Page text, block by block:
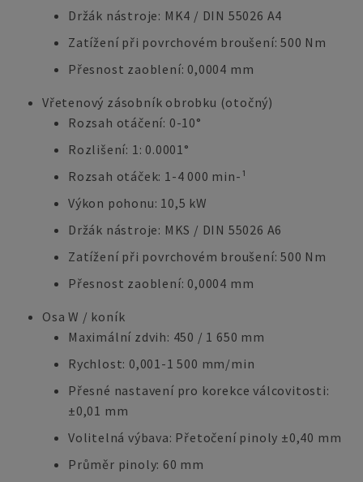
Držák nástroje: MK4 / DIN 55026 A4
Zatížení při povrchovém broušení: 500 Nm
Přesnost zaoblení: 0,0004 mm
Vřetenový zásobník obrobku (otočný)
Rozsah otáčení: 0-10°
Rozlišení: 1: 0.0001°
Rozsah otáček: 1-4 000 min-¹
Výkon pohonu: 10,5 kW
Držák nástroje: MKS / DIN 55026 A6
Zatížení při povrchovém broušení: 500 Nm
Přesnost zaoblení: 0,0004 mm
Osa W / koník
Maximální zdvih: 450 / 1 650 mm
Rychlost: 0,001-1 500 mm/min
Přesné nastavení pro korekce válcovitosti:
±0,01 mm
Volitelná výbava: Přetočení pinoly ±0,40 mm
Průměr pinoly: 60 mm